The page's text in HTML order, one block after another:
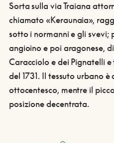
Sorta sulla via Traiana
chiamato «Keraunaia»,
sotto i normanni e gli svevi;
angioino e poi aragonese,
Caracciolo e dei Pignatelli
del 1731. Il tessuto urbano è
ottocentesco, mentre il
posizione decentrata.